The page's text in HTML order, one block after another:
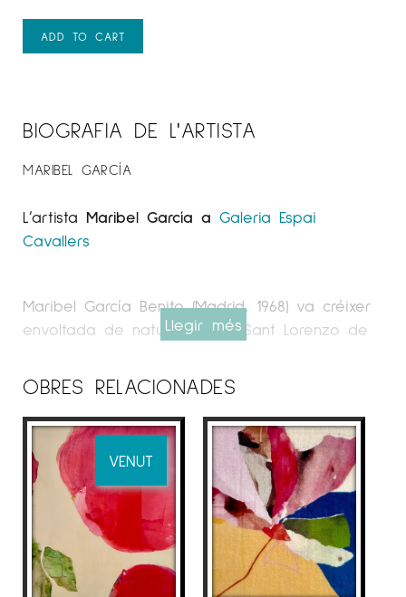
ADD TO CART
BIOGRAFIA DE L'ARTISTA
MARIBEL GARCÍA
L’artista Maribel García a Galeria Espai
Cavallers
Maribel García Benito (Madrid, 1968) va créixer
envoltada de naturalesa en Sant Lorenzo de
madrilenya. Des de molt petita va sentir una
profunda atracció per la creació i l’expressió
artística. Els seus estudis formals la van portar
a llicenciar-se en Arquitectura d’Interiors, però
amb el temps va decidir dedicar-se
plenament a la seva veritable passió: la
Artista en gran part autodidacta, Maribel
també ha enriquit la seva pràctica a través
Llegir més
OBRES RELACIONADES
VENUT